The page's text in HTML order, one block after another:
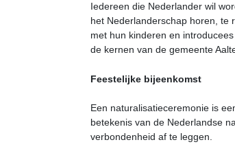
Iedereen die Nederlander wil
het Nederlanderschap horen, te
met hun kinderen en
de kernen van de gemeente
Feestelijke bijeenkomst
Een naturalisatieceremonie is
betekenis van de Nederlandse
verbondenheid af te leggen.